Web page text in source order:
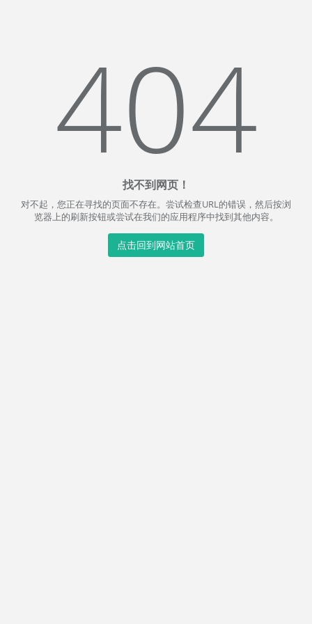
404
找不到网页！
对不起，您正在寻找的页面不存在。尝试检查URL的错误，然后按浏
览器上的刷新按钮或尝试在我们的应用程序中找到其他内容。
点击回到网站首页